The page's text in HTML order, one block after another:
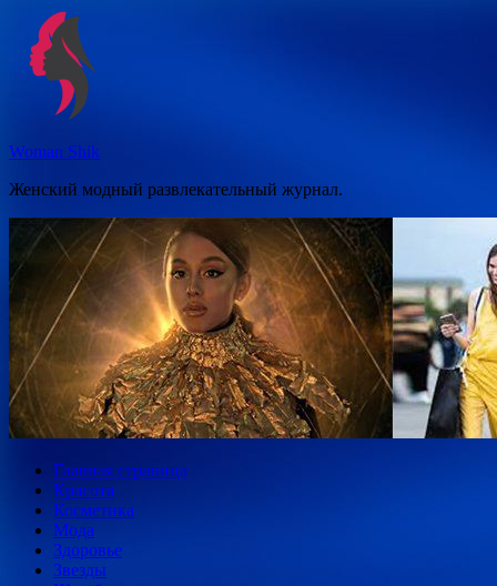
Перейти
содержимому
Woman Shik
Женский модный развлекательный журнал.
Главная страница
Красота
Косметика
Мода
Здоровье
Звезды